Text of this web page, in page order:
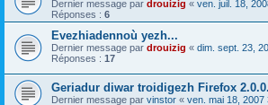
Dernier message par drouizig « ven. juil. 18,
Réponses : 6
Evezhiadennoù yezh...
Dernier message par drouizig « dim. sept. 23,
Réponses : 17
Geriadur diwar troidigezh Firefox
Dernier message par vinstor « ven. mai 18, 2007